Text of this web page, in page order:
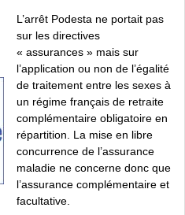
L’arrêt Podesta ne portait pas
sur les directives
« assurances » mais sur
l’application ou non de l’égalité
de traitement entre les sexes à
un régime français de retraite
complémentaire obligatoire en
répartition. La mise en libre
concurrence de l’assurance
maladie ne concerne donc que
l’assurance complémentaire et
facultative.